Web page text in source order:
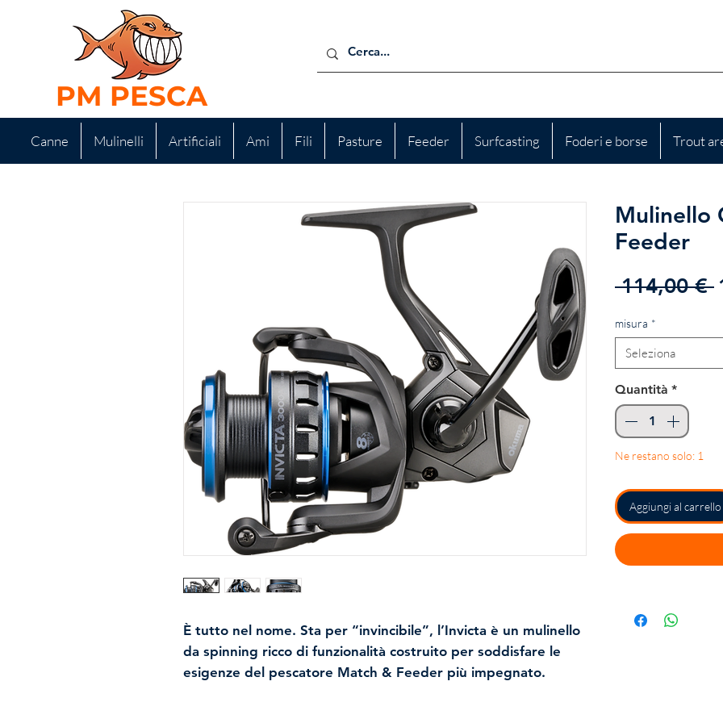
PM PESCA
Canne Mulinelli Artificiali Ami Fili Pasture Feeder Surfcasting Foderi e borse Trout
È tutto nel nome. Sta per “invincibile”, l’Invicta è un mulinello
da spinning ricco di funzionalità costruito per soddisfare le
esigenze del pescatore Match & Feeder più impegnato.
Mulinello
Feeder
114,00 €
misura *
Seleziona
Quantità *
Ne restano solo: 1
Aggiungi al carrello